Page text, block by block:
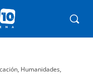
, Humanidades,